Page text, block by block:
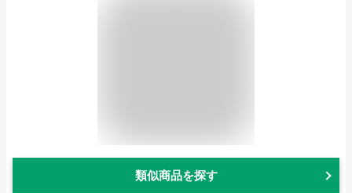
類似商品を探す